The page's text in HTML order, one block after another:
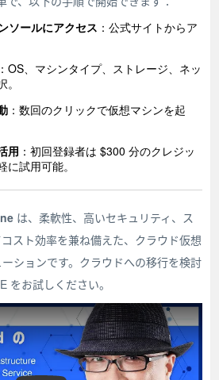
ールにアクセス ：公式サイトからア
：OS、マシンタイプ、ストレージ、ネッ
：数回のクリックで仮想マシンを起
用 ：初回登録者は $300 分のクレジッ
に試用可能。
は、柔軟性、高いセキュリティ、ス
スト効率を兼ね備えた、クラウド仮想
ションです。クラウドへの移行を検討
をお試しください。